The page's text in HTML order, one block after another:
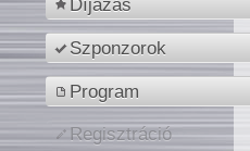
Díjazás
Szponzorok
Program
Regisztráció